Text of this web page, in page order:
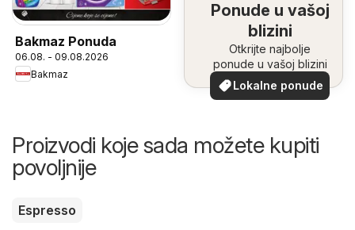
Bakmaz Ponuda
06.08. - 09.08.2026
Bakmaz
Ponude u vašoj
blizini
Otkrijte najbolje
ponude u vašoj blizini
Lokalne ponude
Proizvodi koje sada možete kupiti
povoljnije
Espresso